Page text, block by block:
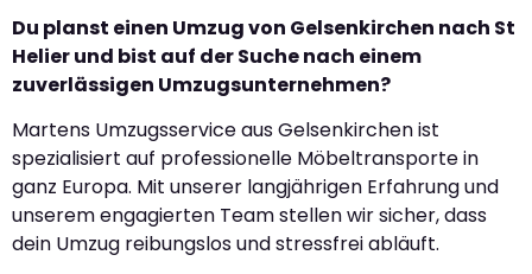
Du planst einen Umzug von Gelsenkirchen nach St
Helier und bist auf der Suche nach einem
zuverlässigen Umzugsunternehmen?
Martens Umzugsservice aus Gelsenkirchen ist
spezialisiert auf professionelle Möbeltransporte in
ganz Europa. Mit unserer langjährigen Erfahrung und
unserem engagierten Team stellen wir sicher, dass
dein Umzug reibungslos und stressfrei abläuft.